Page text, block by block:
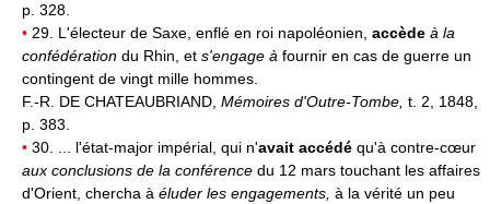
p. 328.
• 29. L'électeur de Saxe, enflé en roi napoléonien, accède à la
confédération du Rhin, et s'engage à fournir en cas de guerre un
contingent de vingt mille hommes.
F.-R. DE CHATEAUBRIAND, Mémoires d'Outre-Tombe, t. 2, 1848,
p. 383.
• 30. ... l'état-major impérial, qui n'avait accédé qu'à contre-cœur
aux conclusions de la conférence du 12 mars touchant les affaires
d'Orient, chercha à éluder les engagements, à la vérité un peu